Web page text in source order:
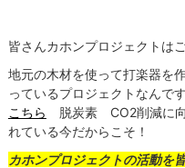
皆さんカホンプロジェクトは
地元の木材を使って打楽器を
っているプロジェクトなんで
こちら
脱炭素 CO2削減に向
れている今だからこそ！
カホンプロジェクトの活動を